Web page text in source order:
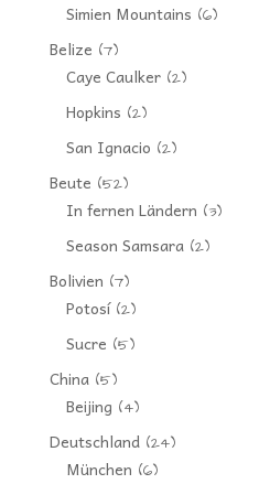
Simien Mountains (6)
Belize (7)
Caye Caulker(2)
Hopkins (2)
San Ignacio (2)
Beute (52)
In fernen Ländern (3)
Season Samsara(2)
Bolivien (7)
Potosí(2)
Sucre (5)
China(5)
Beijing (4)
Deutschland(24)
München (6)